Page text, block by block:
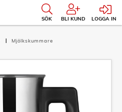
SÖK BLI KUND LOGGA IN
Mjölkskummare